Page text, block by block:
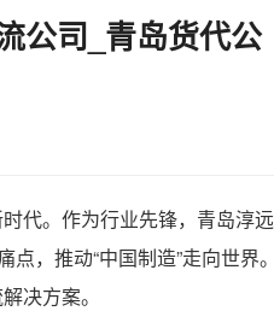
公司_青岛货代公
代。作为行业先锋， 青岛淳远
，推动“中国制造”走向世界。
决方案。